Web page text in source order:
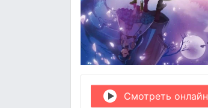
Смотреть онлайн